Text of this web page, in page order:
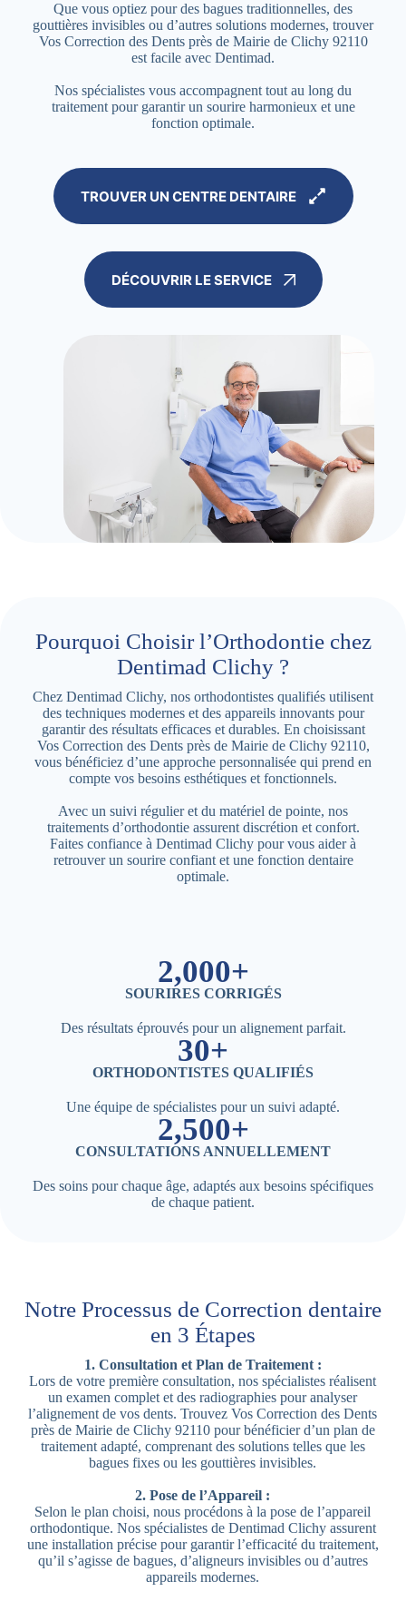
Que vous optiez pour des bagues traditionnelles, des
gouttières invisibles ou d’autres solutions modernes, trouver
Vos Correction des Dents près de Mairie de Clichy 92110
est facile avec Dentimad.
Nos spécialistes vous accompagnent tout au long du
traitement pour garantir un sourire harmonieux et une
fonction optimale.
TROUVER UN CENTRE DENTAIRE
DÉCOUVRIR LE SERVICE
Pourquoi Choisir l’Orthodontie chez
Dentimad Clichy ?
Chez Dentimad Clichy, nos orthodontistes qualifiés utilisent
des techniques modernes et des appareils innovants pour
garantir des résultats efficaces et durables. En choisissant
Vos Correction des Dents près de Mairie de Clichy 92110,
vous bénéficiez d’une approche personnalisée qui prend en
compte vos besoins esthétiques et fonctionnels.
Avec un suivi régulier et du matériel de pointe, nos
traitements d’orthodontie assurent discrétion et confort.
Faites confiance à Dentimad Clichy pour vous aider à
retrouver un sourire confiant et une fonction dentaire
optimale.
2,000+
SOURIRES CORRIGÉS
Des résultats éprouvés pour un alignement parfait.
30+
ORTHODONTISTES QUALIFIÉS
Une équipe de spécialistes pour un suivi adapté.
2,500+
CONSULTATIONS ANNUELLEMENT
Des soins pour chaque âge, adaptés aux besoins spécifiques
de chaque patient.
Notre Processus de Correction dentaire
en 3 Étapes
1. Consultation et Plan de Traitement :
Lors de votre première consultation, nos spécialistes réalisent
un examen complet et des radiographies pour analyser
l’alignement de vos dents. Trouvez Vos Correction des Dents
près de Mairie de Clichy 92110 pour bénéficier d’un plan de
traitement adapté, comprenant des solutions telles que les
bagues fixes ou les gouttières invisibles.
2. Pose de l’Appareil :
Selon le plan choisi, nous procédons à la pose de l’appareil
orthodontique. Nos spécialistes de Dentimad Clichy assurent
une installation précise pour garantir l’efficacité du traitement,
qu’il s’agisse de bagues, d’aligneurs invisibles ou d’autres
appareils modernes.